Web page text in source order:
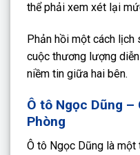
thể phải xem xét lại
Phản hồi một cách
cuộc thương lượng
niềm tin giữa hai bên.
Ô tô Ngọc Dũng –
Phòng
Ô tô Ngọc Dũng là